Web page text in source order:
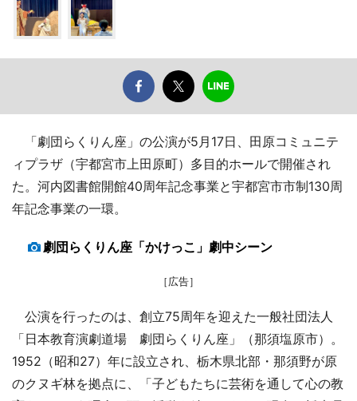
「劇団らくりん座」の公演が5月17日、田原コミュニテ
ィプラザ（宇都宮市上田原町）多目的ホールで開催され
た。河内図書館開館40周年記念事業と宇都宮市市制130周
年記念事業の一環。
劇団らくりん座「かけっこ」劇中シーン
［広告］
公演を行ったのは、創立75周年を迎えた一般社団法人
「日本教育演劇道場 劇団らくりん座」（那須塩原市）。
1952（昭和27）年に設立され、栃木県北部・那須野が原
のクヌギ林を拠点に、「子どもたちに芸術を通して心の教